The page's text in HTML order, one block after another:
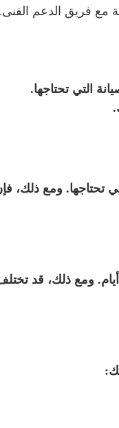
مع فريق الدعم الفنى.
التي تحتاجها.
ومع ذلك،
ومع ذلك، قد